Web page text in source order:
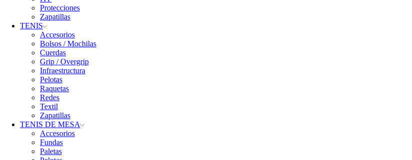
Protecciones
Zapatillas
TENIS
Accesorios
Bolsos / Mochilas
Cuerdas
Grip / Overgrip
Infraestructura
Pelotas
Raquetas
Redes
Textil
Zapatillas
TENIS DE MESA
Accesorios
Fundas
Paletas